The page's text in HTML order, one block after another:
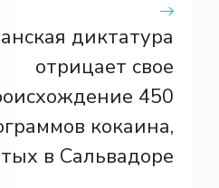
диктатура
отрицает свое
450
кокаина,
в Сальвадоре